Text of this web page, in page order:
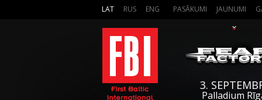
LAT RUS ENG PASĀKUMI JAUNUMI
3.
Palladium